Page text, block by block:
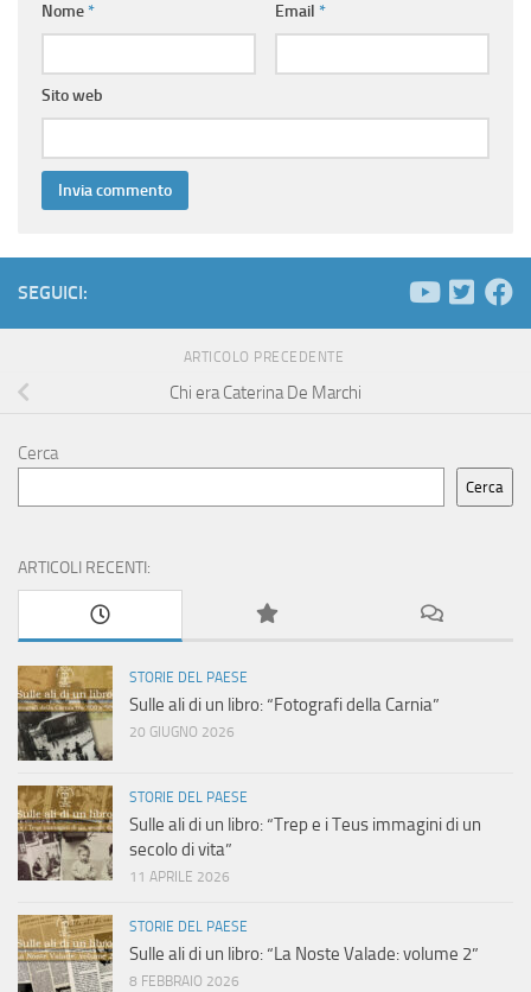
Nome* Email *
Sito web
SEGUICI:
ARTICOLO PRECEDENTE
Chi era Caterina De Marchi
Cerca
Cerca
ARTICOLI RECENTI:
STORIE DEL PAESE
Sulle ali di un libro: “Fotografi della Carnia”
20 GIUGNO 2026
STORIE DEL PAESE
Sulle ali di un libro: “Trep e i Teus immagini di un
secolo di vita”
11 APRILE 2026
STORIE DEL PAESE
Sulle ali di un libro: “La Noste Valade: volume 2”
8 FEBBRAIO 2026